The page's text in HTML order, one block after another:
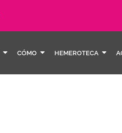
CÓMO HEMEROTECA